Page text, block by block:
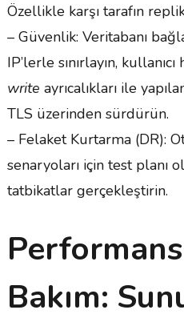
Özellikle karşı tarafın
– Güvenlik: Veritabanı
IP’lerle sınırlayın, kullanıcı
write ayrıcalıkları ile
TLS üzerinden sürdürün.
– Felaket Kurtarma (DR):
senaryoları için test planı
tatbikatlar gerçekleştirin.
Bakım: